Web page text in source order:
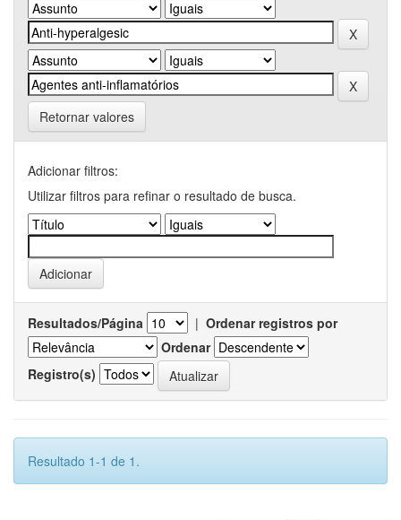
Retornar valores
Adicionar filtros:
Utilizar filtros para refinar o resultado de busca.
Resultados/Página | Ordenar registros por
Ordenar
Registro(s)
Resultado 1-1 de 1.